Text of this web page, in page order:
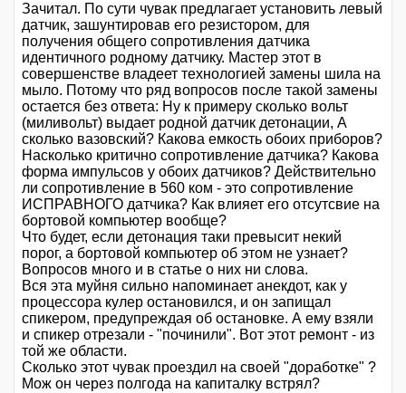
Зачитал. По сути чувак предлагает установить левый
датчик, зашунтировав его резистором, для
получения общего сопротивления датчика
идентичного родному датчику. Мастер этот в
совершенстве владеет технологией замены шила на
мыло. Потому что ряд вопросов после такой замены
остается без ответа: Ну к примеру сколько вольт
(миливольт) выдает родной датчик детонации, А
сколько вазовский? Какова емкость обоих приборов?
Насколько критично сопротивление датчика? Какова
форма импульсов у обоих датчиков? Действительно
ли сопротивление в 560 ком - это сопротивление
ИСПРАВНОГО датчика? Как влияет его отсутсвие на
бортовой компьютер вообще?
Что будет, если детонация таки превысит некий
порог, а бортовой компьютер об этом не узнает?
Вопросов много и в статье о них ни слова.
Вся эта муйня сильно напоминает анекдот, как у
процессора кулер остановился, и он запищал
спикером, предупреждая об остановке. А ему взяли
и спикер отрезали - "починили". Вот этот ремонт - из
той же области.
Сколько этот чувак проездил на своей "доработке" ?
Мож он через полгода на капиталку встрял?